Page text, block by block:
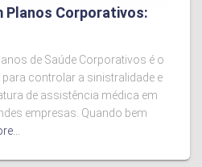
Planos Corporativos:
de Saúde Corporativos é o
controlar a sinistralidade e
de assistência médica em
empresas. Quando bem